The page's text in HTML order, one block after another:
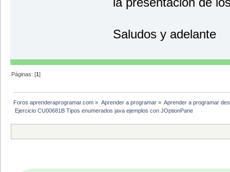
} else {
case 3:
} while (ejecutar);
}
Saludos y adelante
Páginas: [1]
Foros aprenderaprogramar.com » Aprender a programar» Aprender a programar
Ejercicio CU00681B Tipos enumerados java ejemplos con JOptionPane